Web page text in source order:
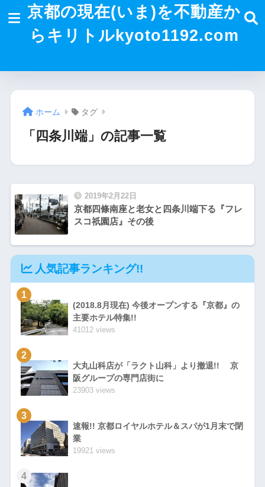
京都の現在(いま)を不動産か
らキリトルkyoto1192.com
ホーム タグ
「四条川端」の記事一覧
2019年2月22日
京都四條南座と老女と四条川端下る『フレ
スコ祇園店』その後
人気記事ランキング!!
1
(2018.8月現在) 今後オープンする『京都』の
主要ホテル特集!!
41012 views
2
大丸山科店が「ラクト山科」より撤退!! 京
阪グループの専門店街に
23903 views
3
速報!! 京都ロイヤルホテル＆スパが1月末で閉
業
19921 views
4